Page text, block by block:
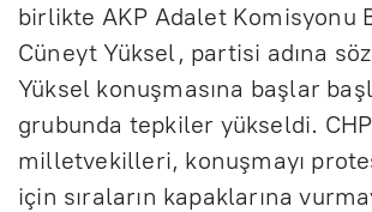
birlikte AKP Adalet Komisyonu
Cüneyt Yüksel, partisi adına
Yüksel konuşmasına başlar
grubunda tepkiler yükseldi.
milletvekilleri, konuşmayı
için sıraların kapaklarına